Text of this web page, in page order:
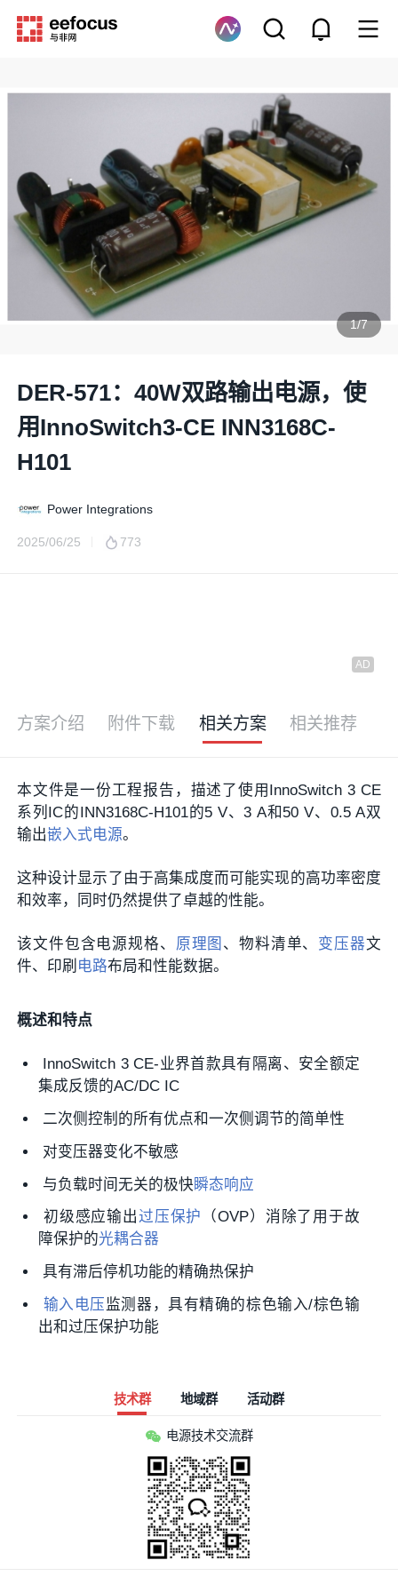
1/7
DER-571：40W双路输出电源，使
用InnoSwitch3-CE INN3168C-
H101
Power Integrations
2025/06/25 773
方案介绍 附件下载 相关方案 相关推荐
本文件是一份工程报告，描述了使用InnoSwitch 3 CE
系列IC的INN3168C-H101的5 V、3 A和50 V、0.5 A双
输出嵌入式电源。
这种设计显示了由于高集成度而可能实现的高功率密度
和效率，同时仍然提供了卓越的性能。
该文件包含电源规格、 原理图 、物料清单、 变压器文
件、印刷 电路布局和性能数据。
概述和特点
InnoSwitch 3 CE-业界首款具有隔离、安全额定
集成反馈的AC/DC IC
二次侧控制的所有优点和一次侧调节的简单性
对变压器变化不敏感
与负载时间无关的极快瞬态响应
初级感应输出过压保护
（OVP）消除了用于故
障保护的光耦合器
具有滞后停机功能的精确热保护
输入电压 监测器，具有精确的棕色输入/棕色输
出和过压保护功能
技术群 地域群 活动群
电源技术交流群